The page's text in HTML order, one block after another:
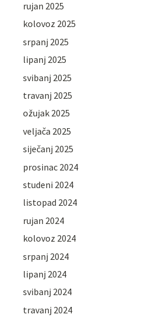
rujan 2025
kolovoz 2025
srpanj 2025
lipanj 2025
svibanj 2025
travanj 2025
ožujak 2025
veljača 2025
siječanj 2025
prosinac 2024
studeni 2024
listopad 2024
rujan 2024
kolovoz 2024
srpanj 2024
lipanj 2024
svibanj 2024
travanj 2024